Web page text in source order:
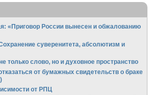
«Приговор России вынесен и обжалованию
суверенитета, абсолютизм и
только слово, но и духовное пространство
от бумажных свидетельств о браке
от РПЦ